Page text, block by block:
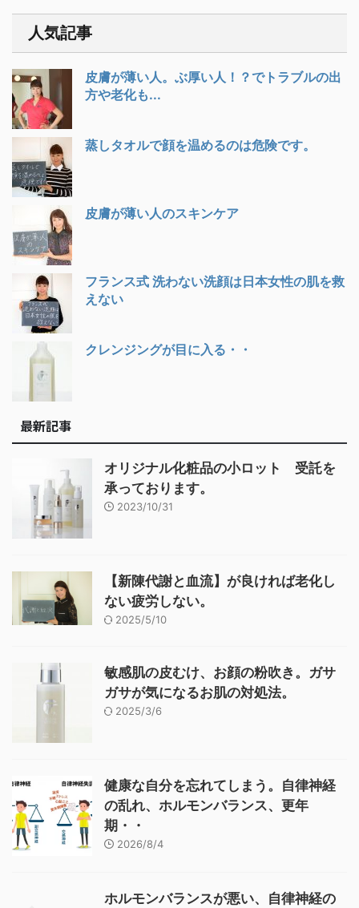
人気記事
皮膚が薄い人。ぶ厚い人！？でトラブルの出
方や老化も...
蒸しタオルで顔を温めるのは危険です。
皮膚が薄い人のスキンケア
フランス式 洗わない洗顔は日本女性の肌を救
えない
クレンジングが目に入る・・
最新記事
オリジナル化粧品の小ロット 受託を
承っております。
2023/10/31
【新陳代謝と血流】が良ければ老化し
ない疲労しない。
2025/5/10
敏感肌の皮むけ、お顔の粉吹き。ガサ
ガサが気になるお肌の対処法。
2025/3/6
健康な自分を忘れてしまう。自律神経
の乱れ、ホルモンバランス、更年
期・・
2026/8/4
ホルモンバランスが悪い、自律神経の